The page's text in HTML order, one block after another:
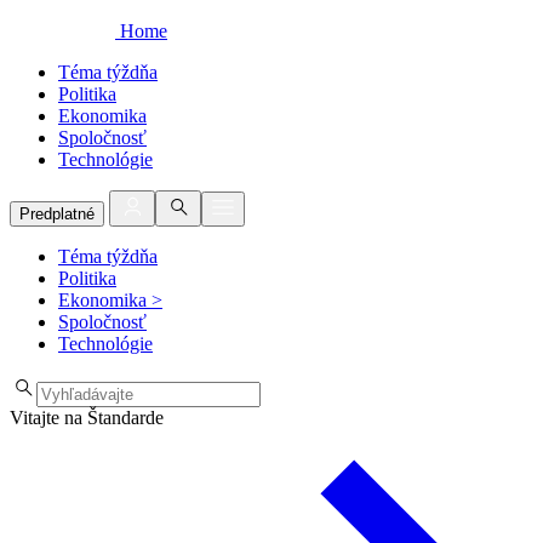
Home
Téma týždňa
Politika
Ekonomika
Spoločnosť
Technológie
Predplatné
Téma týždňa
Politika
Ekonomika >
Spoločnosť
Technológie
Vitajte na Štandarde